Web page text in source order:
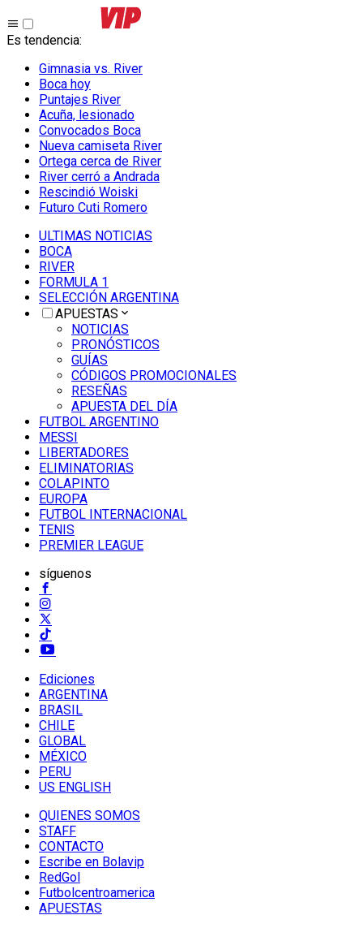
Es tendencia:
Gimnasia vs. River
Boca hoy
Puntajes River
Acuña, lesionado
Convocados Boca
Nueva camiseta River
Ortega cerca de River
River cerró a Andrada
Rescindió Woiski
Futuro Cuti Romero
ULTIMAS NOTICIAS
BOCA
RIVER
FORMULA 1
SELECCIÓN ARGENTINA
APUESTAS
NOTICIAS
PRONÓSTICOS
GUÍAS
CÓDIGOS PROMOCIONALES
RESEÑAS
APUESTA DEL DÍA
FUTBOL ARGENTINO
MESSI
LIBERTADORES
ELIMINATORIAS
COLAPINTO
EUROPA
FUTBOL INTERNACIONAL
TENIS
PREMIER LEAGUE
síguenos
Ediciones
ARGENTINA
BRASIL
CHILE
GLOBAL
MÉXICO
PERU
US ENGLISH
QUIENES SOMOS
STAFF
CONTACTO
Escribe en Bolavip
RedGol
Futbolcentroamerica
APUESTAS